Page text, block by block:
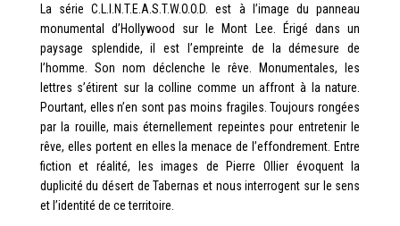
La série C.L.I.N.T.E.A.S.T.W.O.O.D. est à l’image du panneau
monumental d’Hollywood sur le Mont Lee. Érigé dans un
paysage splendide, il est l’empreinte de la démesure de
l’homme. Son nom déclenche le rêve. Monumentales, les
lettres s’étirent sur la colline comme un affront à la nature.
Pourtant, elles n’en sont pas moins fragiles. Toujours rongées
par la rouille, mais éternellement repeintes pour entretenir le
rêve, elles portent en elles la menace de l’effondrement. Entre
fiction et réalité, les images de Pierre Ollier évoquent la
duplicité du désert de Tabernas et nous interrogent sur le sens
et l’identité de ce territoire.